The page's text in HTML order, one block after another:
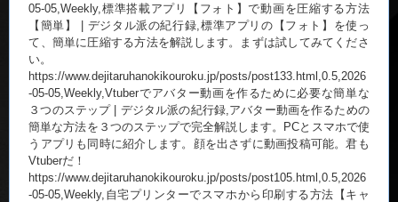
05-05,Weekly,標準搭載アプリ【フォト】で動画を圧縮する方法
【簡単】 | デジタル派の紀行録,標準アプリの【フォト】を使っ
て、簡単に圧縮する方法を解説します。まずは試してみてくださ
い。
https://www.dejitaruhanokikouroku.jp/posts/post133.html,0.5,2026
-05-05,Weekly,Vtuberでアバター動画を作るために必要な簡単な
３つのステップ | デジタル派の紀行録,アバター動画を作るための
簡単な方法を３つのステップで完全解説します。PCとスマホで使
うアプリも同時に紹介します。顔を出さずに動画投稿可能。君も
Vtuberだ！
https://www.dejitaruhanokikouroku.jp/posts/post105.html,0.5,2026
-05-05,Weekly,自宅プリンターでスマホから印刷する方法【キャ